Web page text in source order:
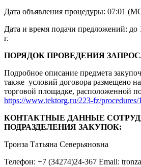
Дата объявления процедуры: 07:01
Дата и время подачи предложений:
г.
ПОРЯДОК ПРОВЕДЕНИЯ
Подробное описание предмета
также условий договора размещено
торговой площадке, расположенной
https://www.tektorg.ru/223-fz/procedures/
КОНТАКТНЫЕ ДАННЫЕ
ПОДРАЗДЕЛЕНИЯ ЗАКУПОК:
Тронза Татьяна Северьяновна
Телефон: +7 (34274)24-367 Email: